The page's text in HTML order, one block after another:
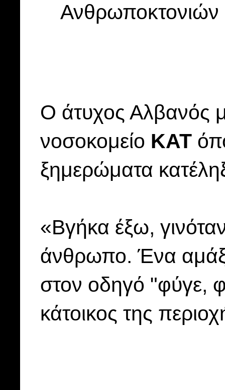
Ανθρωποκτονιών
Ο άτυχος Αλβανός
νοσοκομείο ΚΑΤ
ξημερώματα
«Βγήκα έξω,
άνθρωπο. Ένα
στον οδηγό "φύγε,
κάτοικος της